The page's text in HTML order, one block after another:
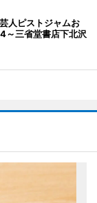
人ピストジャムお
～三省堂書店下北沢